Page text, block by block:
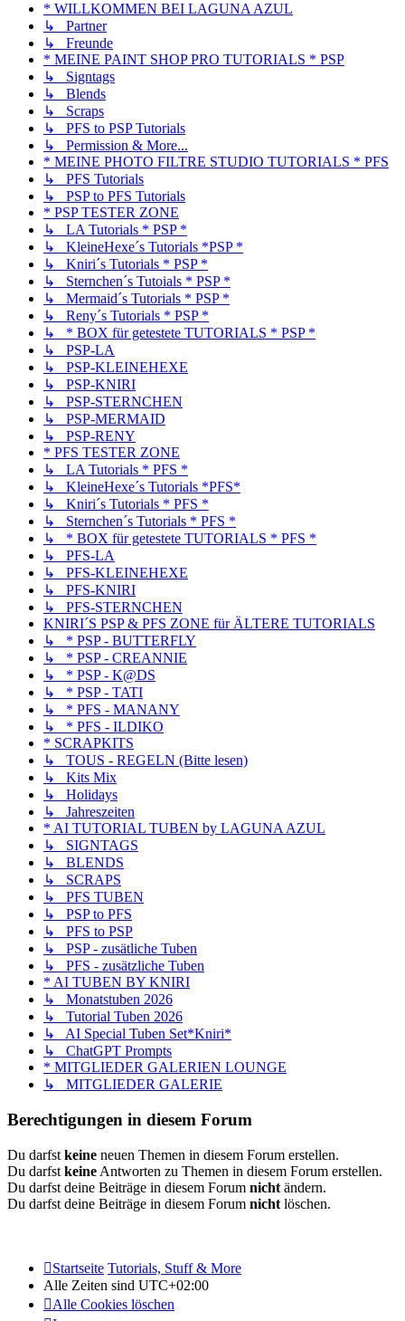
* WILLKOMMEN BEI LAGUNA AZUL
↳ Partner
↳ Freunde
* MEINE PAINT SHOP PRO TUTORIALS * PSP
↳ Signtags
↳ Blends
↳ Scraps
↳ PFS to PSP Tutorials
↳ Permission & More...
* MEINE PHOTO FILTRE STUDIO TUTORIALS * PFS
↳ PFS Tutorials
↳ PSP to PFS Tutorials
* PSP TESTER ZONE
↳ LA Tutorials * PSP *
↳ KleineHexe´s Tutorials *PSP *
↳ Kniri´s Tutorials * PSP *
↳ Sternchen´s Tutoials * PSP *
↳ Mermaid´s Tutorials * PSP *
↳ Reny´s Tutorials * PSP *
↳ * BOX für getestete TUTORIALS * PSP *
↳ PSP-LA
↳ PSP-KLEINEHEXE
↳ PSP-KNIRI
↳ PSP-STERNCHEN
↳ PSP-MERMAID
↳ PSP-RENY
* PFS TESTER ZONE
↳ LA Tutorials * PFS *
↳ KleineHexe´s Tutorials *PFS*
↳ Kniri´s Tutorials * PFS *
↳ Sternchen´s Tutorials * PFS *
↳ * BOX für getestete TUTORIALS * PFS *
↳ PFS-LA
↳ PFS-KLEINEHEXE
↳ PFS-KNIRI
↳ PFS-STERNCHEN
KNIRI´S PSP & PFS ZONE für ÄLTERE TUTORIALS
↳ * PSP - BUTTERFLY
↳ * PSP - CREANNIE
↳ * PSP - K@DS
↳ * PSP - TATI
↳ * PFS - MANANY
↳ * PFS - ILDIKO
* SCRAPKITS
↳ TOUS - REGELN (Bitte lesen)
↳ Kits Mix
↳ Holidays
↳ Jahreszeiten
* AI TUTORIAL TUBEN by LAGUNA AZUL
↳ SIGNTAGS
↳ BLENDS
↳ SCRAPS
↳ PFS TUBEN
↳ PSP to PFS
↳ PFS to PSP
↳ PSP - zusätliche Tuben
↳ PFS - zusätzliche Tuben
* AI TUBEN BY KNIRI
↳ Monatstuben 2026
↳ Tutorial Tuben 2026
↳ AI Special Tuben Set*Kniri*
↳ ChatGPT Prompts
* MITGLIEDER GALERIEN LOUNGE
↳ MITGLIEDER GALERIE
Berechtigungen in diesem Forum
Du darfst keine neuen Themen in diesem Forum erstellen.
Du darfst keine Antworten zu Themen in diesem Forum erstellen.
Du darfst deine Beiträge in diesem Forum nicht ändern.
Du darfst deine Beiträge in diesem Forum nicht löschen.
Startseite Tutorials, Stuff & More
Alle Zeiten sind UTC+02:00
Alle Cookies löschen